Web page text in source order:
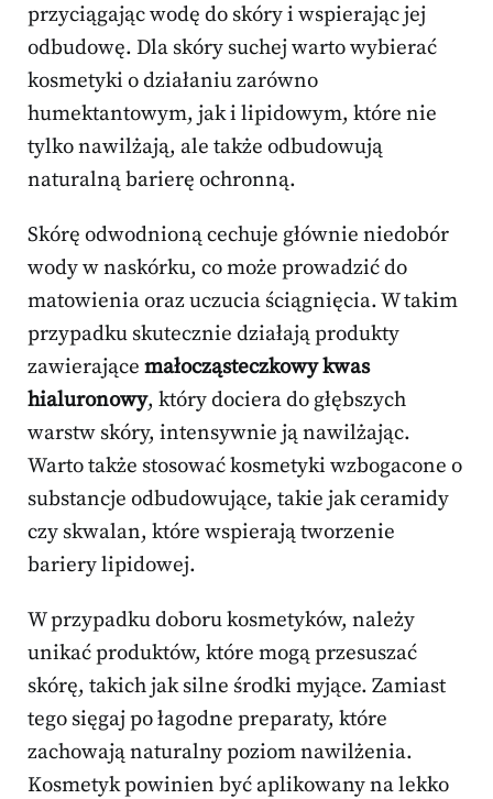
przyciągając wodę do skóry i wspierając jej
odbudowę. Dla skóry suchej warto wybierać
kosmetyki o działaniu zarówno
humektantowym, jak i lipidowym, które nie
tylko nawilżają, ale także odbudowują
naturalną barierę ochronną.
Skórę odwodnioną cechuje głównie niedobór
wody w naskórku, co może prowadzić do
matowienia oraz uczucia ściągnięcia. W takim
przypadku skutecznie działają produkty
zawierające małocząsteczkowy kwas
hialuronowy, który dociera do głębszych
warstw skóry, intensywnie ją nawilżając.
Warto także stosować kosmetyki wzbogacone o
substancje odbudowujące, takie jak ceramidy
czy skwalan, które wspierają tworzenie
bariery lipidowej.
W przypadku doboru kosmetyków, należy
unikać produktów, które mogą przesuszać
skórę, takich jak silne środki myjące. Zamiast
tego sięgaj po łagodne preparaty, które
zachowają naturalny poziom nawilżenia.
Kosmetyk powinien być aplikowany na lekko